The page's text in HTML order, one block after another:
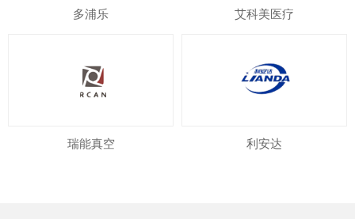
多浦乐 艾科美医疗
瑞能真空 利安达